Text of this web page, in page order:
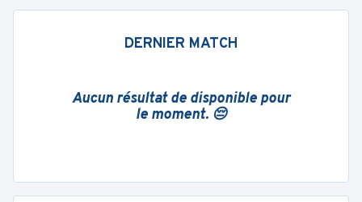
DERNIER MATCH
Aucun résultat de disponible pour
le moment. 😔